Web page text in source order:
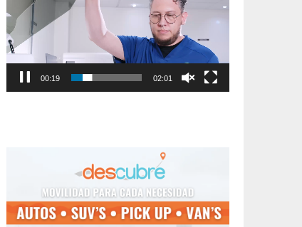
vídeo
00:20 02:01